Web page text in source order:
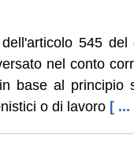
545
nel conto
base al principio
o di lavoro [